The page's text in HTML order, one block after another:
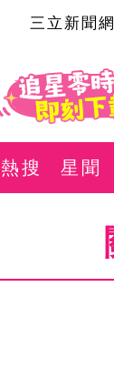
三立新聞網
熱搜 星聞